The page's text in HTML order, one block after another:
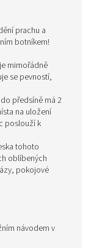
prachu a
botníkem!
mimořádně
se pevností,
předsíně má 2
na uložení
poslouží k
tohoto
oblíbených
pokojové
návodem v